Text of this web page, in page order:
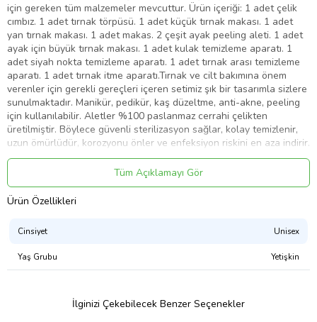
için gereken tüm malzemeler mevcuttur. Ürün içeriği: 1 adet çelik
cımbız. 1 adet tırnak törpüsü. 1 adet küçük tırnak makası. 1 adet
yan tırnak makası. 1 adet makas. 2 çeşit ayak peeling aleti. 1 adet
ayak için büyük tırnak makası. 1 adet kulak temizleme aparatı. 1
adet siyah nokta temizleme aparatı. 1 adet tırnak arası temizleme
aparatı. 1 adet tırnak itme aparatı.Tırnak ve cilt bakımına önem
verenler için gerekli gereçleri içeren setimiz şık bir tasarımla sizlere
sunulmaktadır. Manikür, pedikür, kaş düzeltme, anti-akne, peeling
için kullanılabilir. Aletler %100 paslanmaz cerrahi çelikten
üretilmiştir. Böylece güvenli sterilizasyon sağlar, kolay temizlenir,
uzun ömürlüdür, korozyonu önler ve enfeksiyon riskini en aza indirir.
Ayrıca keskinliği iyileştiren yeni nesil siyah kaymaz parlatma
teknolojisi kullanılmıştır, bu estetiğin yanında kavramayı ve
kullanımı kolaylaştırır. Aynı zamanda çok hafiftir, böylece her gün
çantanızda taşıyabilir veya seyahatlerde yanınıza alabilirsiniz. Kutu
Tüm Açıklamayı Gör
Ürün Özellikleri
Cinsiyet Unisex
Yaş Grubu Yetişkin
İlginizi Çekebilecek Benzer Seçenekler